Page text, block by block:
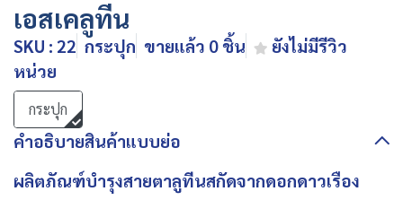
เอสเคลูทีน
SKU : 22 กระปุก ขายแล้ว 0 ชิ้น
ยังไม่มีรีวิว
หน่วย
กระปุก
คำอธิบายสินค้าแบบย่อ
ผลิตภัณฑ์บำรุงสายตาลูทีนสกัดจากดอกดาวเรือง